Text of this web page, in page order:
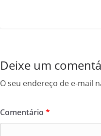
Deixe um
O seu endereço de e-mail
Comentário *